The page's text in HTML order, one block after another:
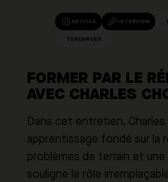
ARTICLE INTERVIEW
TENDANCES
FORMER PAR LE
AVEC CHARLES
Dans cet entretien, Charles
apprentissage fondé sur la
problèmes de terrain et
souligne le rôle